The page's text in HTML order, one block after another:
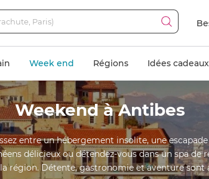
Week end Régions Idées cadeaux
Weekend à Antibes
entre un hébergement insolite, une
délicieux ou détendez-vous dans un spa
région. Détente, gastronomie et aventure sont